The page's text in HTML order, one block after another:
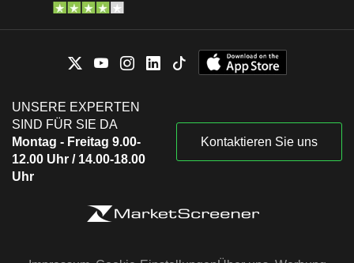
UNSERE EXPERTEN
SIND FÜR SIE DA
Montag - Freitag 9.00-
12.00 Uhr / 14.00-18.00
Uhr
Kontaktieren Sie uns